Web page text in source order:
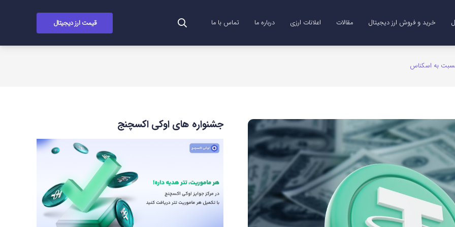
خرید و فروش ارز دیجیتال مقالات اعلانات ارزی درباره ما تماس با ما قیمت ارز دیجیتال
به اسکناس
جشنواره های اوکی اکسچنج